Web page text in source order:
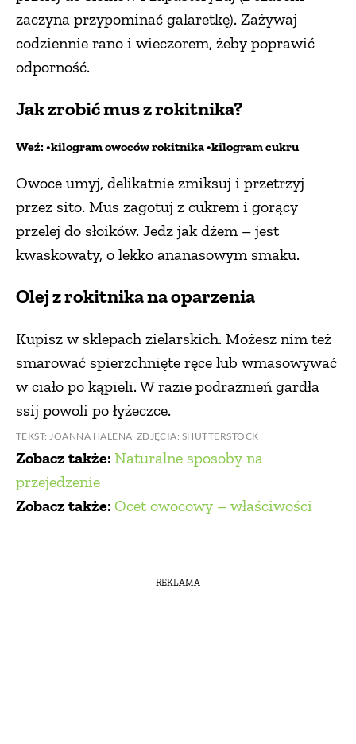
zaczyna przypominać galaretkę). Zażywaj
codziennie rano i wieczorem, żeby poprawić
odporność.
Jak zrobić mus z rokitnika?
Weź: •kilogram owoców rokitnika •kilogram cukru
Owoce umyj, delikatnie zmiksuj i przetrzyj
przez sito. Mus zagotuj z cukrem i gorący
przelej do słoików. Jedz jak dżem – jest
kwaskowaty, o lekko ananasowym smaku.
Olej z rokitnika na oparzenia
Kupisz w sklepach zielarskich. Możesz nim też
smarować spierzchnięte ręce lub wmasowywać
w ciało po kąpieli. W razie podrażnień gardła
ssij powoli po łyżeczce.
TEKST: JOANNA HALENA ZDJĘCIA: SHUTTERSTOCK
Zobacz także: Naturalne sposoby na
przejedzenie
Zobacz także: Ocet owocowy – właściwości
REKLAMA